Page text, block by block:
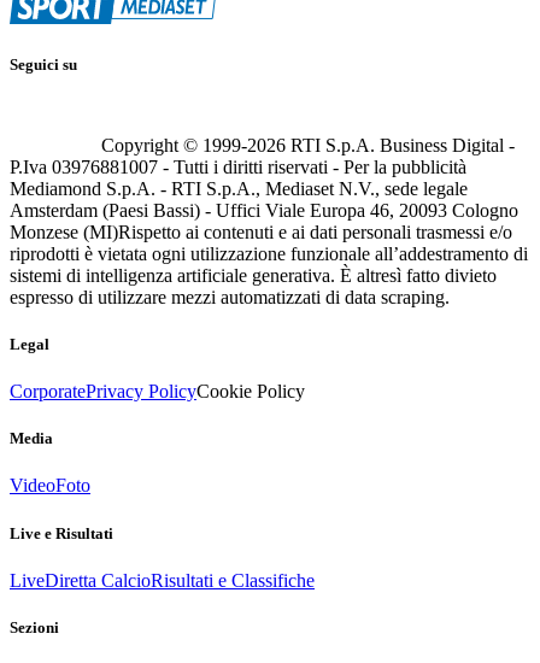
Seguici su
Copyright © 1999-2026 RTI S.p.A. Business Digital -
P.Iva 03976881007 - Tutti i diritti riservati - Per la pubblicità
Mediamond S.p.A. - RTI S.p.A., Mediaset N.V., sede legale
Amsterdam (Paesi Bassi) - Uffici Viale Europa 46, 20093 Cologno
Monzese (MI)Rispetto ai contenuti e ai dati personali trasmessi e/o
riprodotti è vietata ogni utilizzazione funzionale all’addestramento di
sistemi di intelligenza artificiale generativa. È altresì fatto divieto
espresso di utilizzare mezzi automatizzati di data scraping.
Legal
CorporatePrivacy PolicyCookie Policy
Media
VideoFoto
Live e Risultati
LiveDiretta CalcioRisultati e Classifiche
Sezioni